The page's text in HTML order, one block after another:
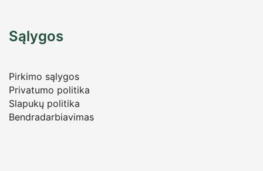
Sąlygos
Pirkimo sąlygos
Privatumo politika
Slapukų politika
Bendradarbiavimas